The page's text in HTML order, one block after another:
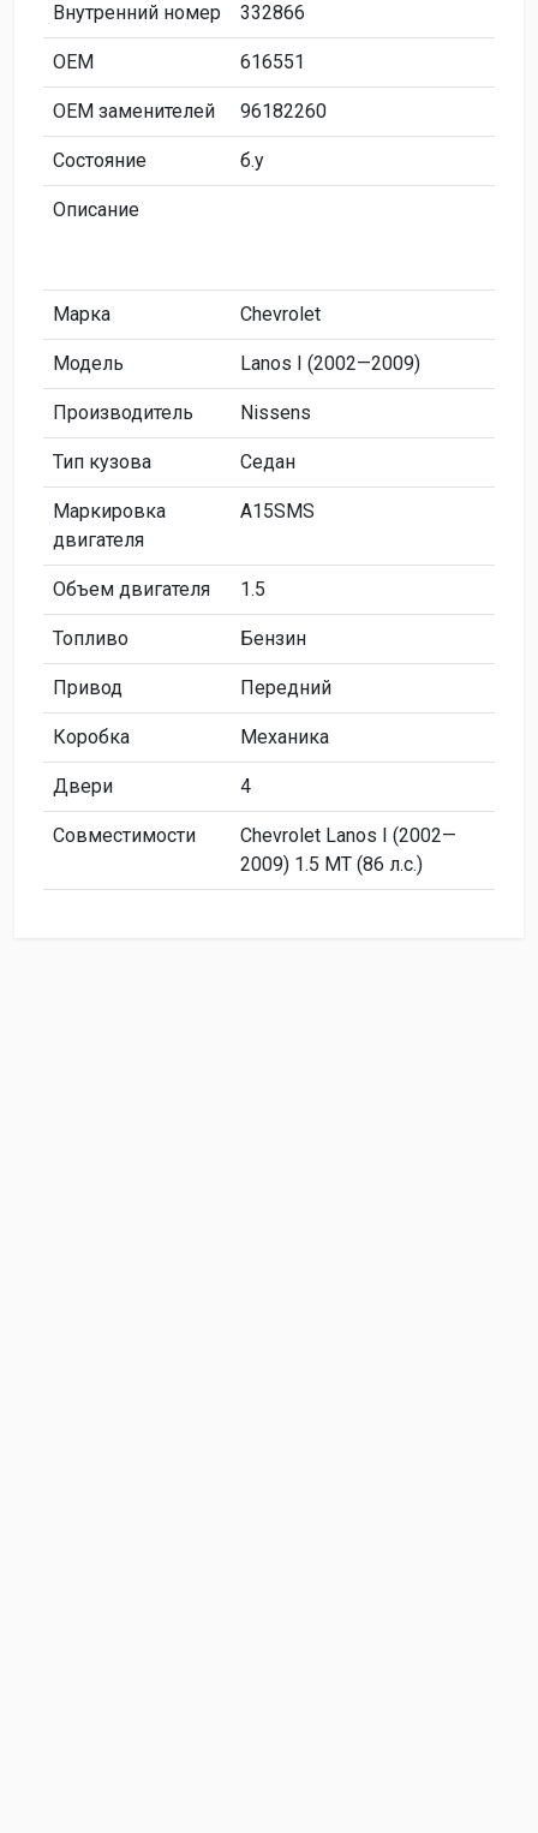
Внутренний номер 332866
ОЕМ 616551
ОЕМ заменителей 96182260
Состояние б.у
Описание
Марка Chevrolet
Модель Lanos I (2002—2009)
Производитель Nissens
Тип кузова Седан
Маркировка
двигателя
A15SMS
Объем двигателя 1.5
Топливо Бензин
Привод Передний
Коробка Механика
Двери 4
Совместимости
Chevrolet Lanos I (2002—
2009) 1.5 MT (86 л.с.)